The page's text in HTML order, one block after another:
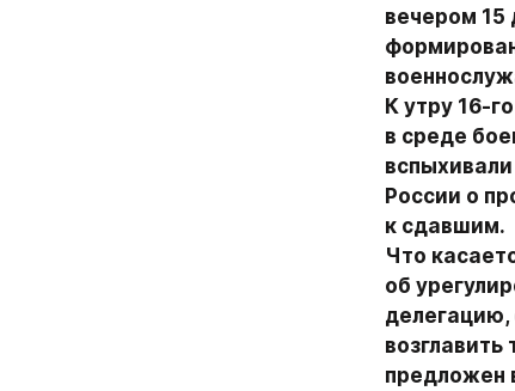
вечером 15
К утру 16-
в среде
России о
к сдавшим.
Что
об
делегацию,
предложен